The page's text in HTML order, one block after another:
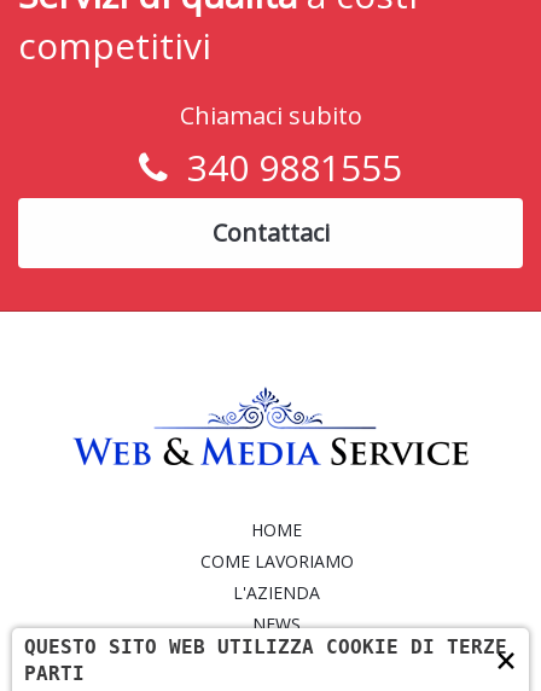
competitivi
Chiamaci subito
340 9881555
Contattaci
HOME
COME LAVORIAMO
L'AZIENDA
NEWS
SERVIZI
×
QUESTO SITO WEB UTILIZZA COOKIE DI TERZE
PARTI